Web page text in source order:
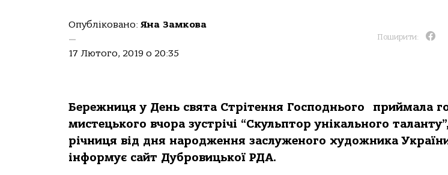
Опубліковано: Яна Замкова
—
17 Лютого, 2019 о 20:35
Поширити:
Бережниця у День свята Стрітення Господнього приймала
мистецького вчора зустрічі “Скульптор унікального
річниця від дня народження заслуженого художника
інформує сайт Дубровицької РДА.